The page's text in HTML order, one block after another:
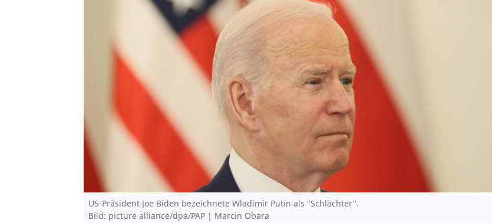
US-Präsident Joe Biden bezeichnete Wladimir Putin als "Schlächter".
Bild: picture alliance/dpa/PAP | Marcin Obara